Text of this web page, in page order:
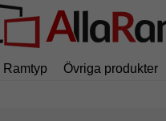
Ramtyp Övriga produkter